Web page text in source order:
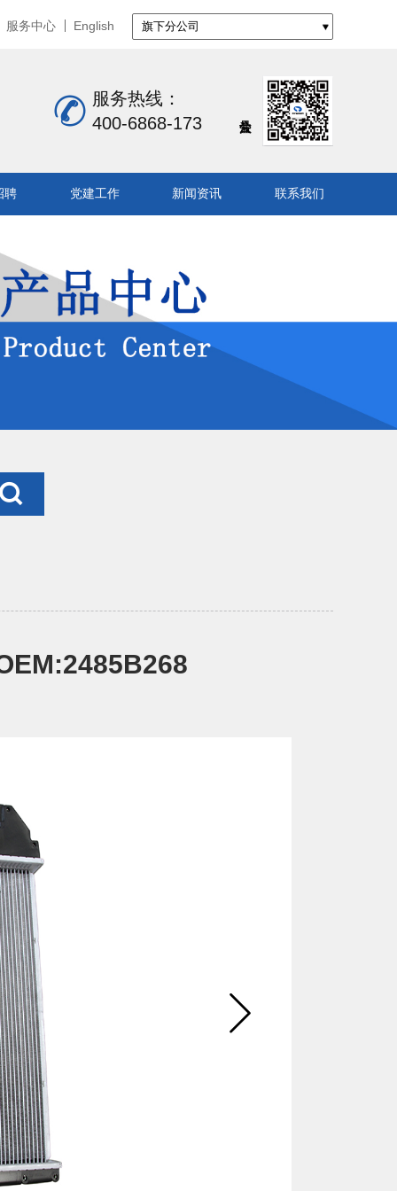
服务中心 English
服务热线：
400-6868-173
聘 党建工作 新闻资讯 联系我们